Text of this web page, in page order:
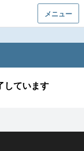
メニュー
しています